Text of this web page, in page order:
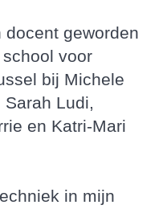
docent geworden
voor
bij Michele
Ludi,
en Katri-Mari
in mijn